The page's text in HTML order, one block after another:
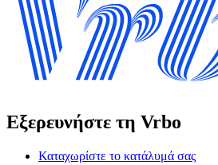
Εξερευνήστε τη Vrbo
Καταχωρίστε το κατάλυμά σας